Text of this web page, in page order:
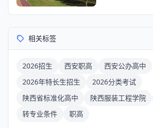
相关标签
2026招生 西安职高
西安公办高中
2026年特长生招生
2026分类考试
陕西省标准化高中
陕西服装工程学院
转专业条件
职高